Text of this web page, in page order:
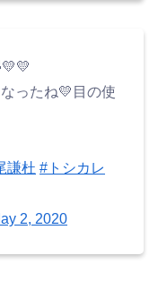
ったね💛目の使
謙杜 #トシカレ
2, 2020